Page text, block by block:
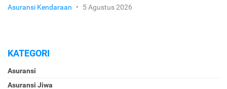
Asuransi Kendaraan • 5 Agustus 2026
KATEGORI
Asuransi
Asuransi Jiwa